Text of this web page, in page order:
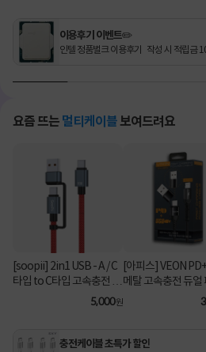
이용후기 이벤트✏️
인텔 정품벌크 이용후기 작성 시 적립금
요즘 뜨는 멀티케이블 보여드려요
[soopii] 2in1 USB - A / C
타입 to C타입 고속충전 케
이블 PD 100W S52C [1.2
5,000원
[아피스] VEON
메탈 고속충전 듀얼
8핀 케이블
충전케이블 초특가 할인